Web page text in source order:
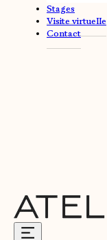
Stages
Visite virtuelle
Contact